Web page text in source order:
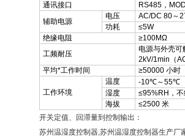
通讯接口
RS485，
辅助电源
电压
AC/DC 80～
功耗
≤5W
绝缘电阻
≥100MΩ
工频耐压
电源与外壳可
2kV/1min（
平均*工作时间
≥50000 小时
工作环境
温度
-10℃～55℃
湿度
≤95%RH，
海拔
≤2500 米
开关定值、回滞量到控制输出：
苏州温湿度控制器,苏州温湿度控制器生产